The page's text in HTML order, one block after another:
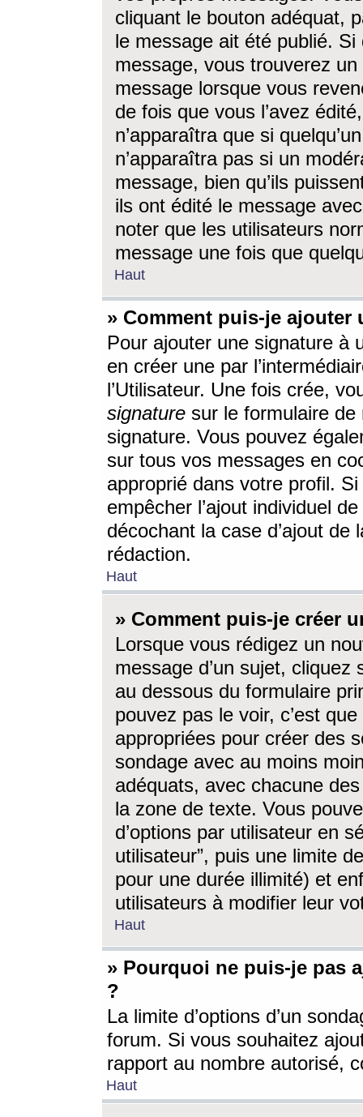
cliquant le bouton adéquat,
le message ait été publié. Si
message, vous trouverez
message lorsque vous
de fois que vous l’avez
n’apparaîtra que si
n’apparaîtra pas si un
message, bien qu’ils
ils ont édité le message
noter que les utilisateurs
message une fois que
Haut
» Comment puis-je ajouter
Pour ajouter une signature à
en créer une par
l’Utilisateur. Une fois crée,
signature sur le formulaire de
signature. Vous pouvez
sur tous vos messages en
approprié dans votre profil.
empêcher l’ajout individuel
décochant la case d’ajout
rédaction.
Haut
» Comment puis-je créer
Lorsque vous rédigez un
message d’un sujet, cliquez
au dessous du formulaire
pouvez pas le voir, c’est
appropriées pour créer des
sondage avec au moins
adéquats, avec chacune
la zone de texte. Vous
d’options par utilisateur en
utilisateur”, puis une limite
pour une durée illimité) et
utilisateurs à modifier leur
Haut
» Pourquoi ne puis-je pas
?
La limite d’options d’un
forum. Si vous souhaitez
rapport au nombre autorisé,
Haut